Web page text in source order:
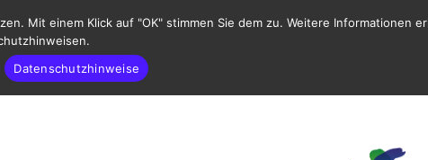
SPRECHSTUNDEN
Mit einem Klick auf "OK" stimmen Sie dem zu. Weitere Informationen
Datenschutzhinweise